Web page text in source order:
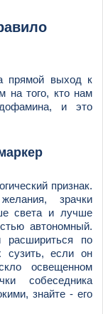
прямой выход к
на того, кто нам
и это
признак.
зрачки
света и лучше
автономный.
расшириться по
сузить, если он
освещенном
собеседника
знайте - его